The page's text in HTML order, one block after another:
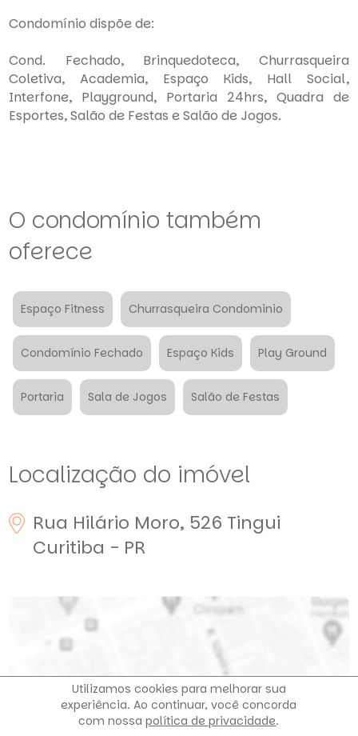
Condomínio dispõe de:
Cond. Fechado, Brinquedoteca, Churrasqueira
Coletiva, Academia, Espaço Kids, Hall Social,
Interfone, Playground, Portaria 24hrs, Quadra de
Esportes, Salão de Festas e Salão de Jogos.
O condomínio também
oferece
Espaço Fitness Churrasqueira Condominio
Condomínio Fechado Espaço Kids Play Ground
Portaria Sala de Jogos Salão de Festas
Localização do imóvel
Rua Hilário Moro, 526 Tingui
Curitiba - PR
Clique para ver o mapa
Utilizamos cookies para melhorar sua
experiência. Ao continuar, você concorda
com nossapolítica de privacidade.